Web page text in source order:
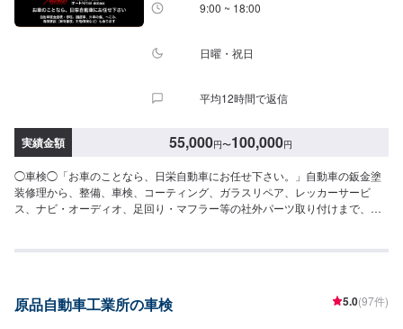
ペースに駐車してください。受付はスタッフへ「メンテモで予約しました」
9:00 ~ 18:00
日曜・祝日
平均12時間で返信
実績金額 55,000円〜100,000円
◯車検◯「お車のことなら、日栄自動車にお任せ下さい。」自動車の鈑金塗
装修理から、整備、車検、コーティング、ガラスリペア、レッカーサービ
ス、ナビ・オーディオ、足回り・マフラー等の社外パーツ取り付けまで、自
へこみ、クリア剥げを鈑金で修理いたします。-----------------------------------------
出しております。作業中は代車をご利用ください。燃料代はお客様にご負担
原品自動車工業所の車検 5.0(97件)